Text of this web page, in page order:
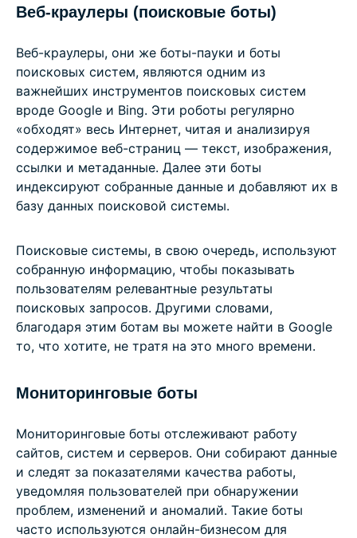
Веб-краулеры (поисковые боты)
Веб-краулеры, они же боты-пауки и боты
поисковых систем, являются одним из
важнейших инструментов поисковых систем
вроде Google и Bing. Эти роботы регулярно
«обходят» весь Интернет, читая и анализируя
содержимое веб-страниц — текст, изображения,
ссылки и метаданные. Далее эти боты
индексируют собранные данные и добавляют их в
базу данных поисковой системы.
Поисковые системы, в свою очередь, используют
собранную информацию, чтобы показывать
пользователям релевантные результаты
поисковых запросов. Другими словами,
благодаря этим ботам вы можете найти в Google
то, что хотите, не тратя на это много времени.
Мониторинговые боты
Мониторинговые боты отслеживают работу
сайтов, систем и серверов. Они собирают данные
и следят за показателями качества работы,
уведомляя пользователей при обнаружении
проблем, изменений и аномалий. Такие боты
часто используются онлайн-бизнесом для